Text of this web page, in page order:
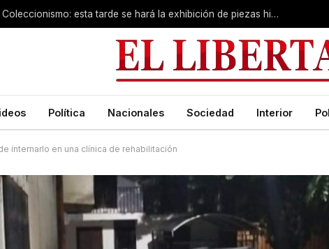
Primera Expo Coleccionismo: esta tarde se hará la exhibición de piezas históricas
Política Nacionales Sociedad Interior
internarlo en una clínica de rehabilitación